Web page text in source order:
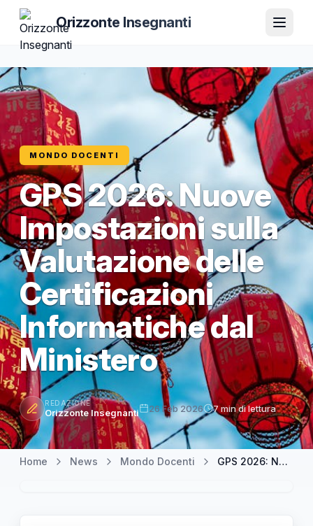
Orizzonte Insegnanti
MONDO DOCENTI
GPS 2026: Nuove
Impostazioni sulla
Valutazione delle
Certificazioni
Informatiche dal
Ministero
REDAZIONE
Orizzonte Insegnanti 26 Feb 2026 7 min di lettura
Home News Mondo Docenti GPS 2026: Nuove Impostazioni sulla Valutazione delle Certificazioni Informatiche dal Ministero